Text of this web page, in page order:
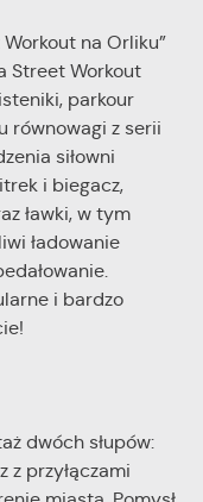
na Orliku”
Street Workout
parkour
równowagi z serii
siłowni
i biegacz,
ławki, w tym
ładowanie
i bardzo
dwóch słupów:
z przyłączami